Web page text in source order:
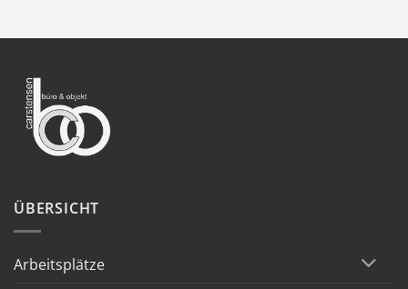
ÜBERSICHT
Arbeitsplätze